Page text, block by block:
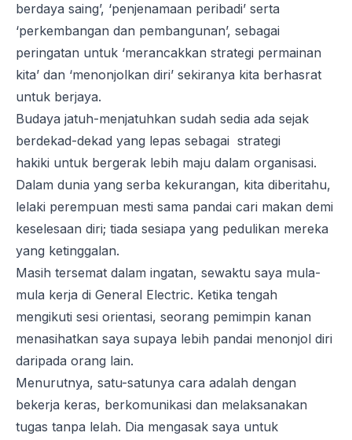
berdaya saing’, ‘penjenamaan peribadi’ serta
‘perkembangan dan pembangunan’, sebagai
peringatan untuk ‘merancakkan strategi permainan
kita’ dan ‘menonjolkan diri’ sekiranya kita berhasrat
untuk berjaya.
Budaya jatuh-menjatuhkan sudah sedia ada sejak
berdekad-dekad yang lepas sebagai strategi
hakiki untuk bergerak lebih maju dalam organisasi.
Dalam dunia yang serba kekurangan, kita diberitahu,
lelaki perempuan mesti sama pandai cari makan demi
keselesaan diri; tiada sesiapa yang pedulikan mereka
yang ketinggalan.
Masih tersemat dalam ingatan, sewaktu saya mula-
mula kerja di General Electric. Ketika tengah
mengikuti sesi orientasi, seorang pemimpin kanan
menasihatkan saya supaya lebih pandai menonjol diri
daripada orang lain.
Menurutnya, satu-satunya cara adalah dengan
bekerja keras, berkomunikasi dan melaksanakan
tugas tanpa lelah. Dia mengasak saya untuk